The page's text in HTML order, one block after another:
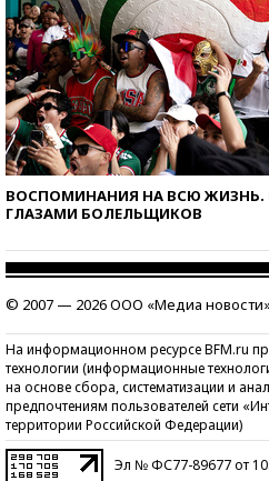
ВОСПОМИНАНИЯ НА ВСЮ ЖИЗНЬ.
ГЛАЗАМИ БОЛЕЛЬЩИКОВ
© 2007 — 2026 ООО «Медиа
На информационном ресурсе BFM.ru
технологии (информационные
на основе сбора, систематизации и
предпочтениям пользователей сети
территории Российской Федерации)
Эл № ФС77-89677 от